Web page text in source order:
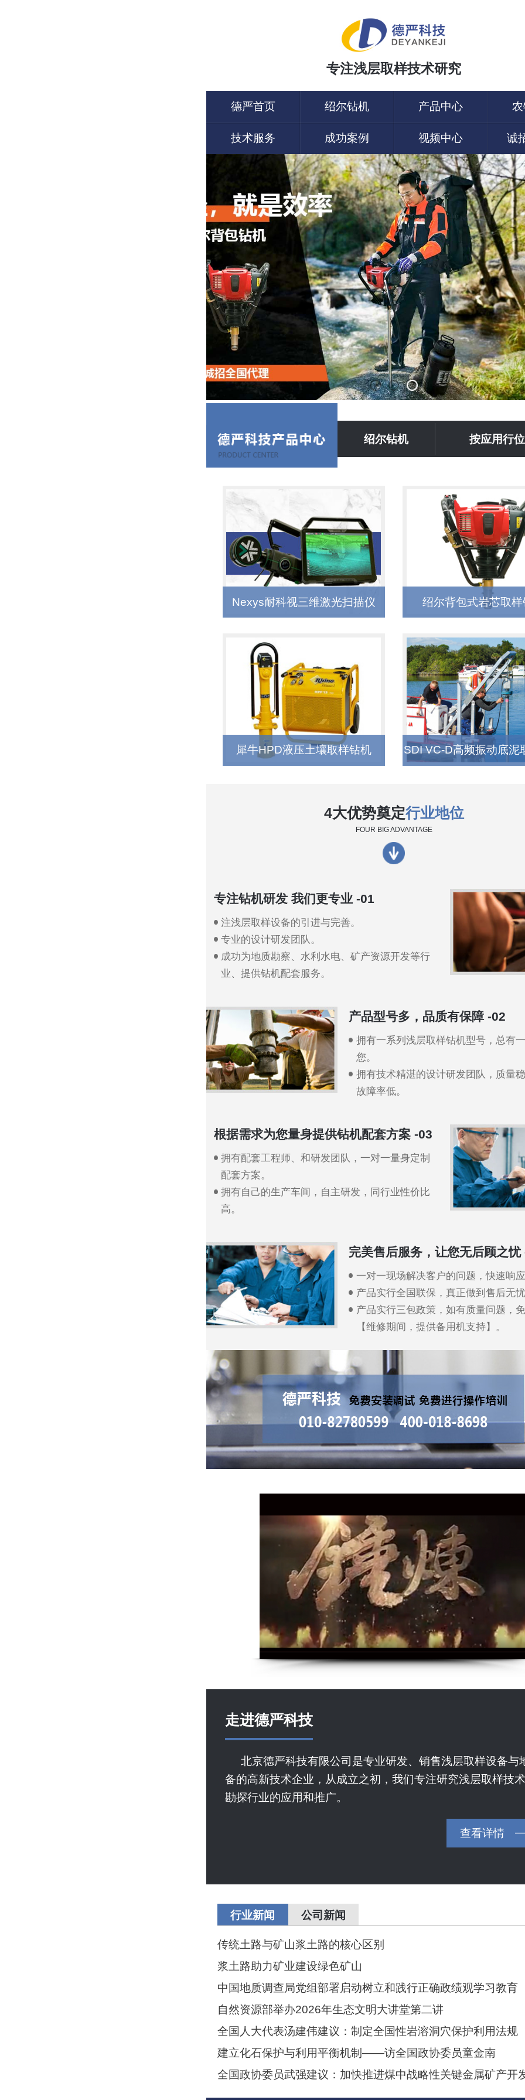
专注浅层取样技术研究
德严首页 绍尔钻机 产品中心
技术服务 成功案例 视频中心 诚
绍尔钻机 按应用行
Nexys耐科视三维激光扫描仪 绍尔背包式岩芯取
犀牛HPD液压土壤取样钻机 SDI VC-D高频振动底泥
4大优势奠定行业地位
FOUR BIG ADVANTAGE
专注钻机研发 我们更专业 -01
注浅层取样设备的引进与完善。
专业的设计研发团队。
成功为地质勘察、水利水电、矿产资源开发等行
业、提供钻机配套服务。
产品型号多，品质有保障 -02
拥有一系列浅层取样钻机型号，总有
您。
拥有技术精湛的设计研发团队，质量
故障率低。
根据需求为您量身提供钻机配套方案 -03
拥有配套工程师、和研发团队，一对一量身定制
配套方案。
拥有自己的生产车间，自主研发，同行业性价比
高。
完美售后服务，让您无后顾之忧
一对一现场解决客户的问题，快速响
产品实行全国联保，真正做到售后无
产品实行三包政策，如有质量问题，
【维修期间，提供备用机支持】。
走进德严科技
北京德严科技有限公司是专业研发、销售浅层取样设备与
备的高新技术企业，从成立之初，我们专注研究浅层取样技
勘探行业的应用和推广。
查看详情
行业新闻 公司新闻
传统土路与矿山浆土路的核心区别
浆土路助力矿业建设绿色矿山
中国地质调查局党组部署启动树立和践行正确政绩观学习教育
自然资源部举办2026年生态文明大讲堂第二讲
全国人大代表汤建伟建议：制定全国性岩溶洞穴保护利用法规
建立化石保护与利用平衡机制——访全国政协委员童金南
全国政协委员武强建议：加快推进煤中战略性关键金属矿产开